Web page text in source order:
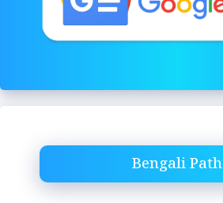
Bengali Path